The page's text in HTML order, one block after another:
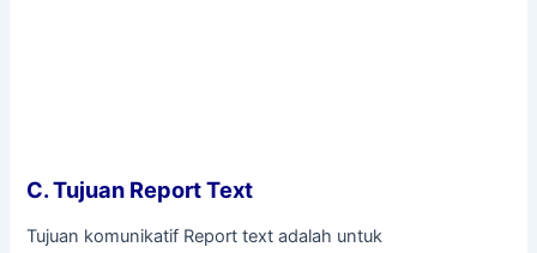
C. Tujuan Report Text
Tujuan komunikatif Report text adalah untuk